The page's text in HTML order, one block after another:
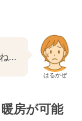
はるかぜ
…
房が可能